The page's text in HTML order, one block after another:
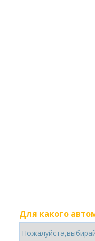
Для какого